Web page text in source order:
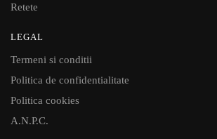
Retete
LEGAL
Termeni si conditii
Politica de confidentialitate
Politica cookies
A.N.P.C.